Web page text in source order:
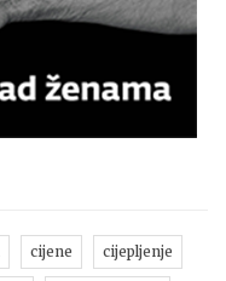
cijene cijepljenje